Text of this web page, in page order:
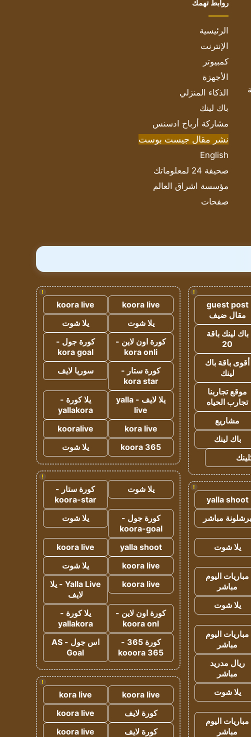
روابط تهمك
الرئيسية
الإنترنت
كمبيوتر
الأجهزة
الذكاء المنزلي
باك لينك
مشاركة أرباح ادسنس
نشر مقال جيست بوست
English
صحيفة 24 لمعلوماتك
مؤسسة اشراق العالم
صفحات
!
guest post
مقال ضيف
باك لينك باقة
20
أقوى باقة باك
لينك
موقع تجاربنا
تجارب الحياه
مشاريع
باك لينك
!
yalla shoot
برشلونة مباشر
يلا شوت
مباريات اليوم
مباشر
يلا شوت
مباريات اليوم
مباشر
ريال مدريد
مباشر
يلا شوت
مباريات اليوم
مباشر
!
koora live
koora live
يلا شوت
يلا شوت
كورة اون لاين -
kora onli
كورة جول -
kora goal
كورة ستار -
kora star
سوريا لايف
يلا لايف - yalla
live
يلا كورة -
yallakora
kora live
kooralive
koora 365
يلا شوت
!
يلا شوت
كورة ستار -
koora-star
كورة جول -
koora-goal
يلا شوت
yalla shoot
koora live
koora live
يلا شوت
koora live
Yalla Live - يلا
لايف
كورة اون لاين -
koora onl
يلا كورة -
yallakora
كورة 365 -
kooora 365
اس جول - AS
Goal
!
koora live
kora live
كورة لايف
koora live
كورة لايف
koora live